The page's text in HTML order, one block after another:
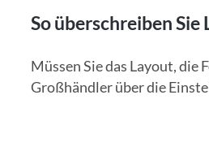
So überschreiben
Müssen Sie das Layout,
Großhändler über die